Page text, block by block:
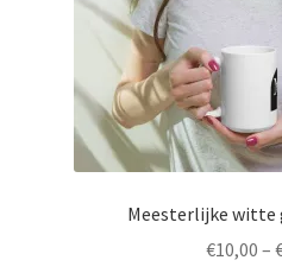
Meesterlijke witte
€10,00 –